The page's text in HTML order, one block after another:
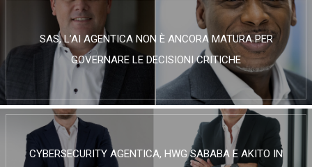
SAS, L’AI AGENTICA NON È ANCORA MATURA PER
GOVERNARE LE DECISIONI CRITICHE
CYBERSECURITY AGENTICA, HWG SABABA E AKITO IN